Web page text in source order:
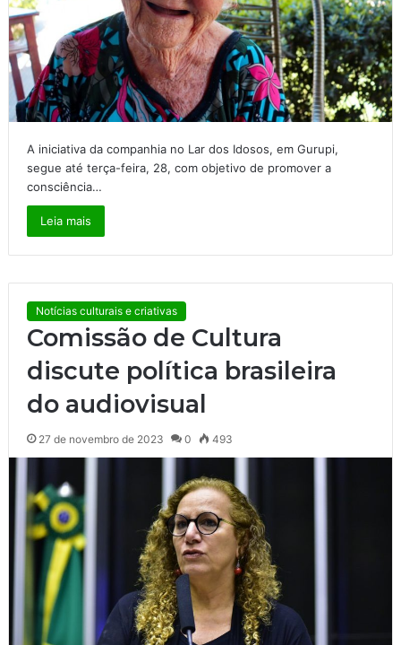
A iniciativa da companhia no Lar dos Idosos, em Gurupi,
segue até terça-feira, 28, com objetivo de promover a
consciência…
Leia mais
Notícias culturais e criativas
Comissão de Cultura
discute política brasileira
do audiovisual
27 de novembro de 2023 0 493